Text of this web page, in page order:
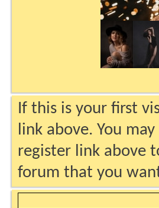
If this is your first
link above. You
register link above
forum that you